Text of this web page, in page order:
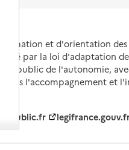
et d'orientation des
par la loi d'adaptation
public de l'autonomie,
dans l'accompagnement et
public.fr